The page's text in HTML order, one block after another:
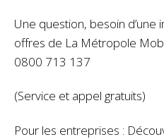
Une question, besoin d’une
offres de La Métropole
0800 713 137
(Service et appel gratuits)
Pour les entreprises :